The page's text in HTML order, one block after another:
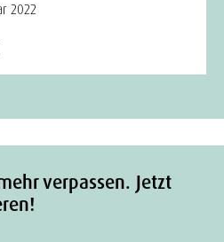
2022
verpassen. Jetzt